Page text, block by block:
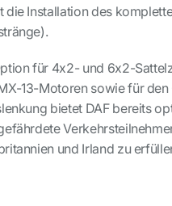
Installation des
für 4x2- und 6x2-
13-Motoren sowie für
bietet DAF bereits
und Irland zu